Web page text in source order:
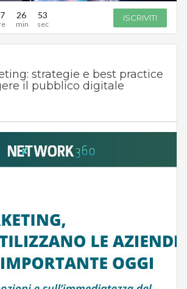
26 52 ISCRIVITI
strategie e best practice
il pubblico digitale